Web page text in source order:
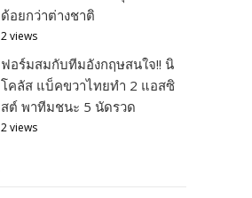
ด้อยกว่าต่างชาติ
2 views
ฟอร์มสมกับทีมอังกฤษสนใจ!! นิ
โคลัส แบ็คขวาไทยทำ 2 แอสซิ
สต์ พาทีมชนะ 5 นัดรวด
2 views